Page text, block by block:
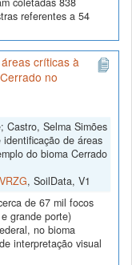
referentes a 54
críticas à
no
Castro, Selma Simões
de áreas
do bioma Cerrado
, SoilData, V1
de 67 mil focos
grande porte)
no bioma
interpretação visual